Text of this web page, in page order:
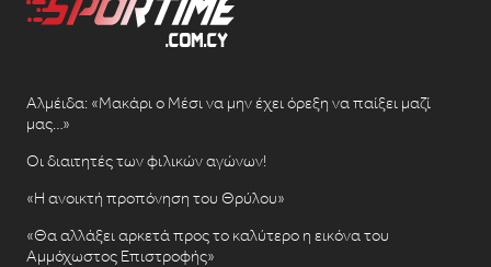
Αλμέιδα: «Μακάρι ο Μέσι να μην έχει όρεξη να παίξει μαζί
μας…»
Οι διαιτητές των φιλικών αγώνων!
«Η ανοικτή προπόνηση του Θρύλου»
«Θα αλλάξει αρκετά προς το καλύτερο η εικόνα του
Αμμόχωστος Επιστροφής»